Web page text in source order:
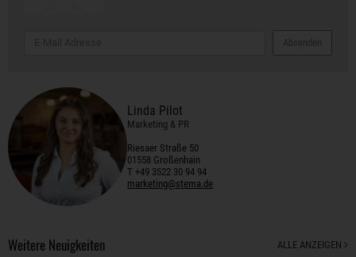
Linda Pilot
Marketing & PR
Riesaer Straße 50
01558 Großenhain
T +49 3522 30 94 94
marketing@stema.de
ALLE ANZEIGEN
Weitere Neuigkeiten